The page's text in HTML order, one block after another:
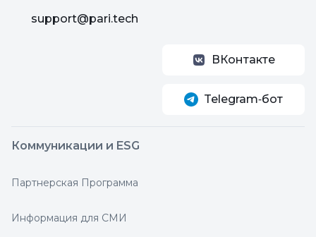
support@pari.tech
ВКонтакте
Telegram‑бот
Коммуникации и ESG
Партнерская Программа
Информация для СМИ